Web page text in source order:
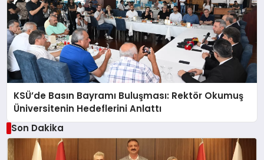
KSÜ’de Basın Bayramı Buluşması: Rektör Okumuş
Üniversitenin Hedeflerini Anlattı
Son Dakika